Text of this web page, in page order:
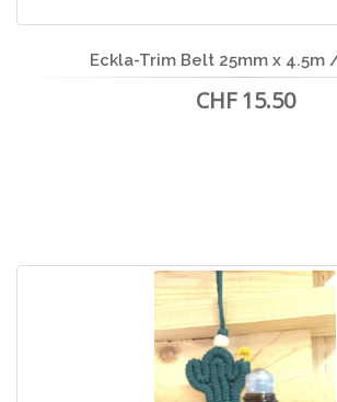
Eckla-Trim Belt 25mm x 4.5m
CHF 15.50